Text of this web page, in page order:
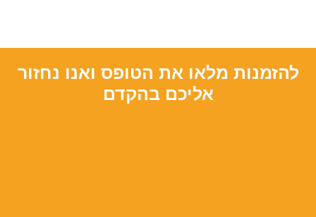
להזמנות מלאו את הטופס ואנו נחזור
אליכם בהקדם